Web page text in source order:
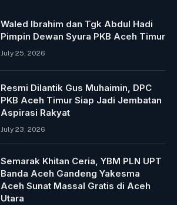
Waled Ibrahim dan Tgk Abdul Hadi
Pimpin Dewan Syura PKB Aceh Timur
July 25, 2026
Resmi Dilantik Gus Muhaimin, DPC
PKB Aceh Timur Siap Jadi Jembatan
Aspirasi Rakyat
July 23, 2026
Semarak Khitan Ceria, YBM PLN UPT
Banda Aceh Gandeng Yakesma
Aceh Sunat Massal Gratis di Aceh
Utara